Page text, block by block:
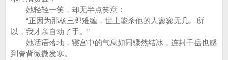
她轻轻一笑，却无半点笑意：
“正因为那杨三郎难缠，世上能杀他的人寥寥无几。所
以，我才亲自动了手。”
她话语落地，寝宫中的气息如同骤然结冰，连封千岳也感
到脊背微微发寒。